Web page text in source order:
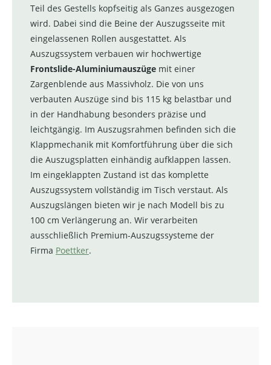
Teil des Gestells kopfseitig als Ganzes ausgezogen
wird. Dabei sind die Beine der Auszugsseite mit
eingelassenen Rollen ausgestattet. Als
Auszugssystem verbauen wir hochwertige
Frontslide-Aluminiumauszüge mit einer
Zargenblende aus Massivholz. Die von uns
verbauten Auszüge sind bis 115 kg belastbar und
in der Handhabung besonders präzise und
leichtgängig. Im Auszugsrahmen befinden sich die
Klappmechanik mit Komfortführung über die sich
die Auszugsplatten einhändig aufklappen lassen.
Im eingeklappten Zustand ist das komplette
Auszugssystem vollständig im Tisch verstaut. Als
Auszugslängen bieten wir je nach Modell bis zu
100 cm Verlängerung an. Wir verarbeiten
ausschließlich Premium-Auszugssysteme der
Firma Poettker.